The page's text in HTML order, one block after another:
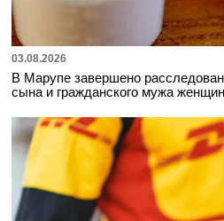
03.08.2026
В Марупе завершено
сына и гражданского мужа